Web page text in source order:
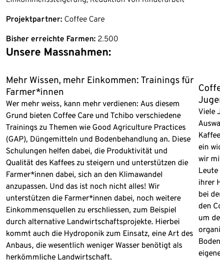
Projektpartner: Coffee Care
Bisher erreichte Farmen: 2.500
Unsere Massnahmen:
Mehr Wissen, mehr Einkommen: Trainings für
Farmer*innen
Wer mehr weiss, kann mehr verdienen: Aus diesem
Grund bieten Coffee Care und Tchibo verschiedene
Trainings zu Themen wie Good Agriculture Practices
(GAP), Düngemitteln und Bodenbehandlung an. Diese
Schulungen helfen dabei, die Produktivität und
Qualität des Kaffees zu steigern und unterstützen die
Farmer*innen dabei, sich an den Klimawandel
anzupassen. Und das ist noch nicht alles! Wir
unterstützen die Farmer*innen dabei, noch weitere
Einkommensquellen zu erschliessen, zum Beispiel
durch alternative Landwirtschaftsprojekte. Hierbei
kommt auch die Hydroponik zum Einsatz, eine Art des
Anbaus, die wesentlich weniger Wasser benötigt als
herkömmliche Landwirtschaft.
Viele
ein
wir
ihrer
bei
den
um
Ende der Auflistung